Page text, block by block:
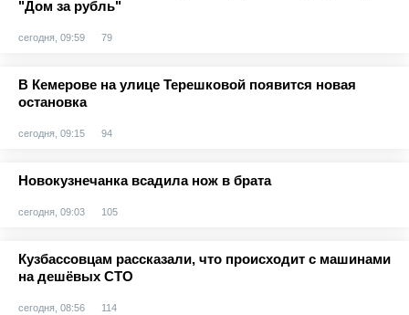
"Дом за рубль"
сегодня, 09:59 79
В Кемерове на улице Терешковой появится новая
остановка
сегодня, 09:15 94
Новокузнечанка всадила нож в брата
сегодня, 09:03 105
Кузбассовцам рассказали, что происходит с машинами
на дешёвых СТО
сегодня, 08:56 114